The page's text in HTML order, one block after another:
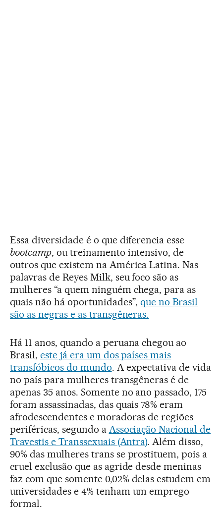
Essa diversidade é o que diferencia esse
bootcamp, ou treinamento intensivo, de
outros que existem na América Latina. Nas
palavras de Reyes Milk, seu foco são as
mulheres “a quem ninguém chega, para as
quais não há oportunidades”,que no Brasil
são as negras e as transgêneras.
Há 11 anos, quando a peruana chegou ao
Brasil, este já era um dos países mais
transfóbicos do mundo. A expectativa de vida
no país para mulheres transgêneras é de
apenas 35 anos. Somente no ano passado, 175
foram assassinadas, das quais 78% eram
afrodescendentes e moradoras de regiões
periféricas, segundo a Associação Nacional de
Travestis e Transsexuais (Antra). Além disso,
90% das mulheres trans se prostituem, pois a
cruel exclusão que as agride desde meninas
faz com que somente 0,02% delas estudem em
universidades e 4% tenham um emprego
formal.